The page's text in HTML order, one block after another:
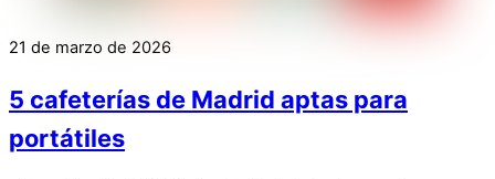
21 de marzo de 2026
5 cafeterías de Madrid aptas para
portátiles